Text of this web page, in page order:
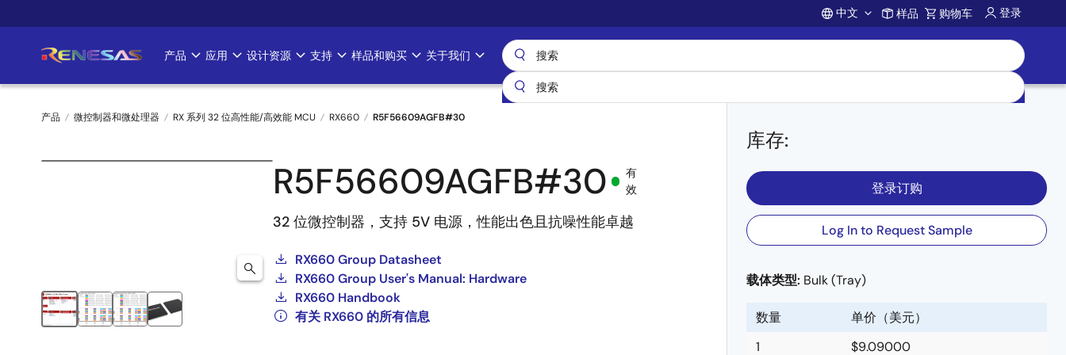
转
要
Account
中文 样品 购物车 登录
Main
navigation
产品 应用 设计资源 支持 样品和购买 关于我们
面
产品 微控制器和微处理器 RX 系列 32 位高性能/高效能 MCU RX660 R5F56609AGFB#30
R5F56609AGFB#30
有
效
32 位微控制器，支持 5V 电源，性能出色且抗噪性能卓越
RX660 Group Datasheet
RX660 Group User's Manual: Hardware
RX660 Handbook
有关 RX660 的所有信息
库存:
登录订购
Log In to Request Sample
载体类型: Bulk (Tray)
数量
单价（美元）
1
$9.09000